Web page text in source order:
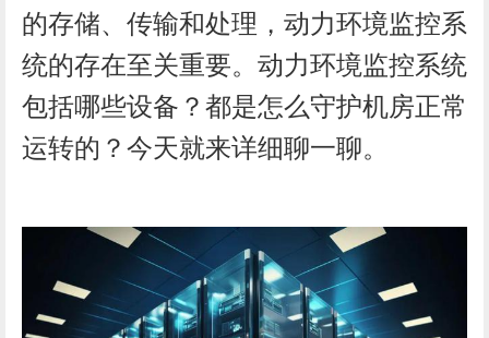
的存储、传输和处理，动力环境监控系
统的存在至关重要。动力环境监控系统
包括哪些设备？都是怎么守护机房正常
运转的？今天就来详细聊一聊。